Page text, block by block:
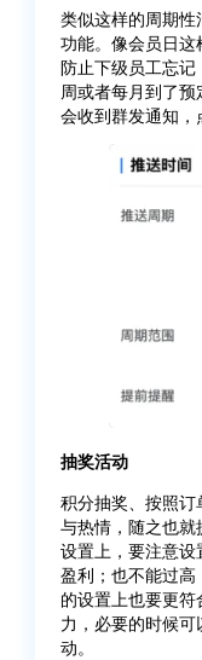
类似这样的周期性
功能。像会员日
防止下级员工忘
周或者每月到了
会收到群发通知，
抽奖活动
积分抽奖、按照
与热情，随之也
设置上，要注意
盈利；也不能过
的设置上也要更
力，必要的时候
动。